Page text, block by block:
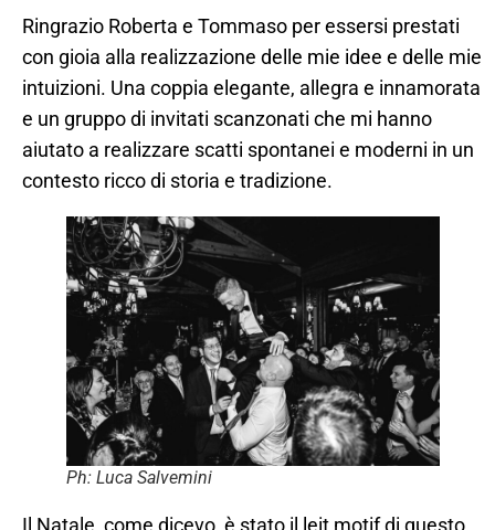
Ringrazio Roberta e Tommaso per essersi prestati
con gioia alla realizzazione delle mie idee e delle mie
intuizioni. Una coppia elegante, allegra e innamorata
e un gruppo di invitati scanzonati che mi hanno
aiutato a realizzare scatti spontanei e moderni in un
contesto ricco di storia e tradizione.
Ph: Luca Salvemini
Il Natale, come dicevo, è stato il leit motif di questo